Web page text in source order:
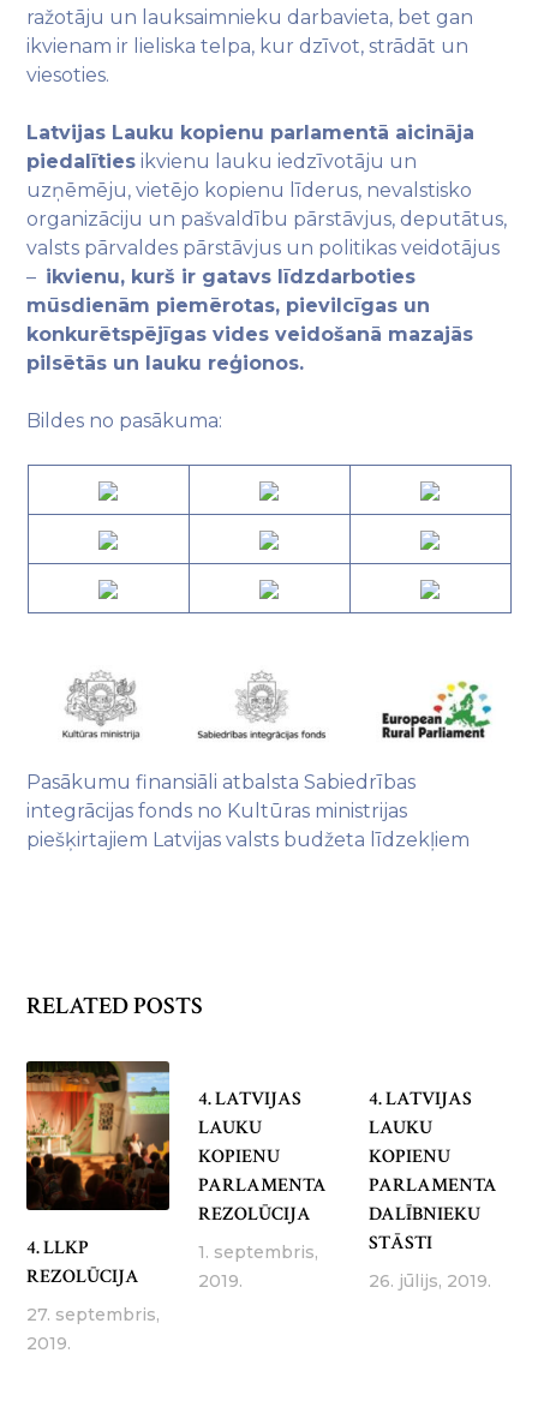
ražotāju un lauksaimnieku darbavieta, bet gan
ikvienam ir lieliska telpa, kur dzīvot, strādāt un
viesoties.
Latvijas Lauku kopienu parlamentā aicināja
piedalīties ikvienu lauku iedzīvotāju un
uzņēmēju, vietējo kopienu līderus, nevalstisko
organizāciju un pašvaldību pārstāvjus, deputātus,
valsts pārvaldes pārstāvjus un politikas veidotājus
– ikvienu, kurš ir gatavs līdzdarboties
mūsdienām piemērotas, pievilcīgas un
konkurētspējīgas vides veidošanā mazajās
pilsētās un lauku reģionos.
Bildes no pasākuma:
​Pasākumu finansiāli atbalsta Sabiedrības
integrācijas fonds no Kultūras ministrijas
piešķirtajiem Latvijas valsts budžeta līdzekļiem
RELATED POSTS
4. LLKP
REZOLŪCIJA
27. septembris,
2019.
4. LATVIJAS
LAUKU
KOPIENU
PARLAMENTA
REZOLŪCIJA
1. septembris,
2019.
4. LATVIJAS
LAUKU
KOPIENU
PARLAMENTA
DALĪBNIEKU
STĀSTI
26. jūlijs, 2019.